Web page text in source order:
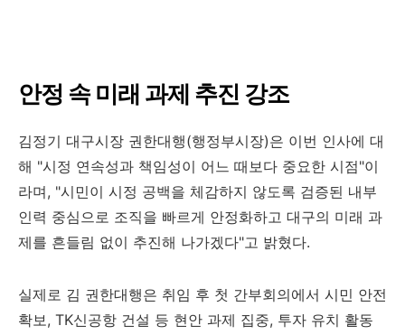
안정 속 미래 과제 추진 강조
김정기 대구시장 권한대행(행정부시장)은 이번 인사에 대
해 "시정 연속성과 책임성이 어느 때보다 중요한 시점"이
라며, "시민이 시정 공백을 체감하지 않도록 검증된 내부
인력 중심으로 조직을 빠르게 안정화하고 대구의 미래 과
제를 흔들림 없이 추진해 나가겠다"고 밝혔다.
실제로 김 권한대행은 취임 후 첫 간부회의에서 시민 안전
확보, TK신공항 건설 등 현안 과제 집중, 투자 유치 활동